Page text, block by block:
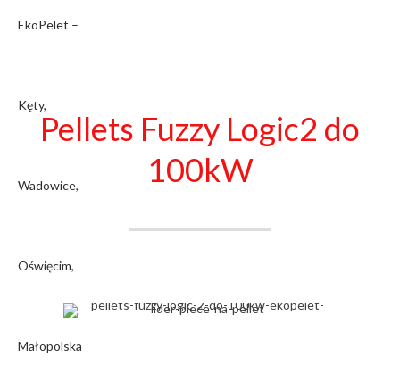
Pellets Fuzzy Logic2 do
100kW